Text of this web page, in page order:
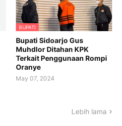
BUPATI
Bupati Sidoarjo Gus
Muhdlor Ditahan KPK
Terkait Penggunaan Rompi
Oranye
May 07, 2024
Lebih lama